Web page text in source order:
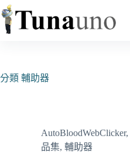
跳
至
主
容
分類 輔助器
AutoBloodWebClicker,
品集, 輔助器